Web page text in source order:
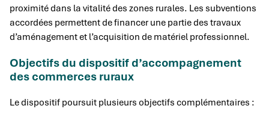
proximité dans la vitalité des zones rurales. Les subventions
accordées permettent de financer une partie des travaux
d’aménagement et l’acquisition de matériel professionnel.
Objectifs du dispositif d’accompagnement
des commerces ruraux
Le dispositif poursuit plusieurs objectifs complémentaires :